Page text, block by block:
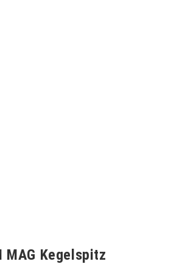
MAG Kegelspitz